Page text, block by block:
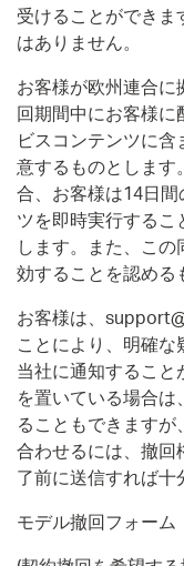
受けることができま
はありません。
お客様が欧州連合に
回期間中にお客様
ビスコンテンツに含
意するものとします
合、お客様は14日
ツを即時実行するこ
します。また、こ
効することを認める
お客様は、
ことにより、明確な
当社に通知すること
を置いている場合は
ることもできますが
合わせるには、撤回
了前に送信すれば十
モデル撤回フォーム